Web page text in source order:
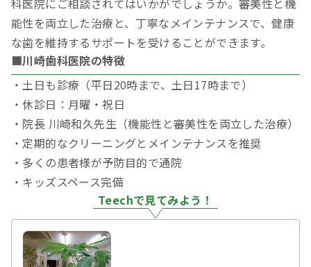
科医院にご相談されてはいかがでしょうか。審美性と機
能性を両立した治療と、丁寧なメインテナンスで、健康
な歯を維持するサポートを受けることができます。
■川崎歯科医院の特徴
・土日も診療（平日20時まで、土日17時まで）
・休診日：月曜・祝日
・院長 川崎和久先生（機能性と審美性を両立した治療）
・定期的なクリーニングとメインテナンスを推奨
・多くの患者様が予防目的で通院
・キッズスペース完備
Teechで見てみよう！